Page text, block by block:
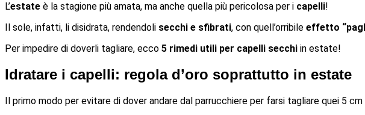
L’estate è la stagione più amata, ma anche quella più pericolosa per i capelli!
Il sole, infatti, li disidrata, rendendoli secchi e sfibrati, con quell’orribile effetto
Per impedire di doverli tagliare, ecco 5 rimedi utili per capelli secchi in estate!
Idratare i capelli: regola d’oro soprattutto in estate
Il primo modo per evitare di dover andare dal parrucchiere per farsi tagliare quei 5